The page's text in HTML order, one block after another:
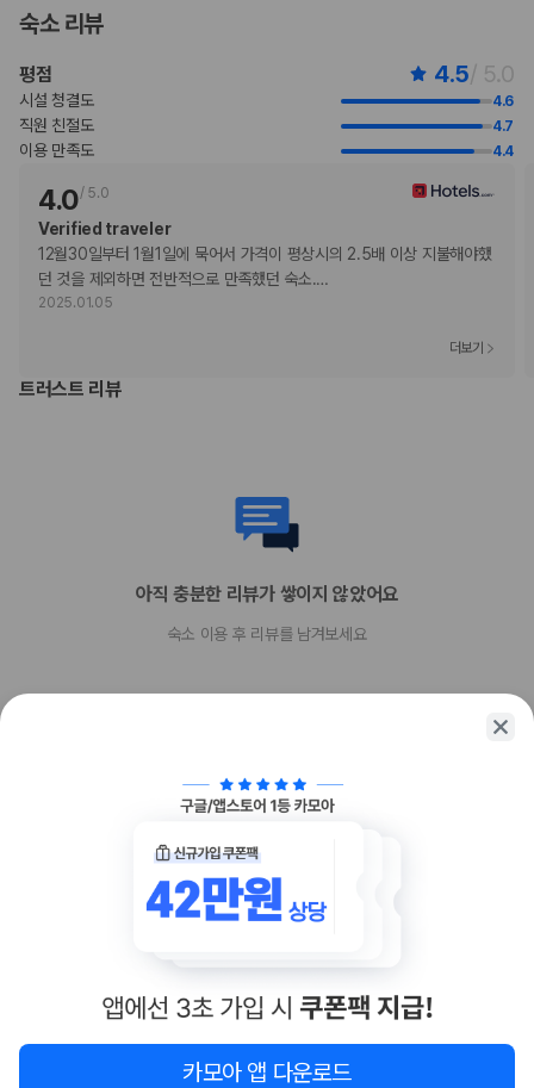
물 제한 사항이 있습니다. 추가 요금이 적용되며 요금 섹션에서 확인하실
수 있습니다. 예약 확인 메일에 나와 있는 연락처 정보로 해당 숙박 시설에
직접 연락하여 반려동물 동반과 관련된 사항을 문의하실 수 있습니다.
주차 시 높이 제한이 적용됩니다.
이 숙박 시설에서는 고객의 모든 성적 지향과 성 정체성을 존중합니다(성소
수자(LGBTQ+) 환영).
부가 정보
추가 안내사항
간이/추가 침대 이용 불가
주차 높이 제한 적용
풀 브렉퍼스트아침 식사 요금: 성인 TWD 462, 어린이 TWD 275(대략적
공항 셔틀 요금: 차량 1대당 TWD 2000(편도, 정원 3명)
위 목록에 명시되지 않은 다른 항목이 있을 수 있습니다. 요금 및 보증금은 세전
현장 결제 유형 및 수단
개와 고양이만 허용
반려동물 허용 최대 무게(1마리당, kg 기준) 40
반려동물을 방치하면 안 됩니다.
숙소 리뷰
평점 4.5/ 5.0
시설 청결도 4.6
직원 친절도 4.7
이용 만족도 4.4
4.0/ 5.0
Verified traveler
12월30일부터 1월1일에 묵어서 가격이 평상시의 2.5배 이상 지불해야했
던 것을 제외하면 전반적으로 만족했던 숙소.…
2025.01.05
더보기
트러스트 리뷰
아직 충분한 리뷰가 쌓이지 않았어요
숙소 이용 후 리뷰를 남겨보세요
함께 가는 친구에게 정보를 공유해보세요
카카오톡 링크복사
카모아 앱 다운로드